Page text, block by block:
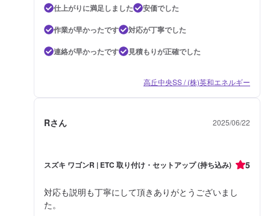
仕上がりに満足しました
安価でした
作業が早かったです
対応が丁寧でした
連絡が早かったです
見積もりが正確でした
高丘中央SS / (株)英和エネルギー
Rさん 2025/06/22
スズキ ワゴンR | ETC 取り付け・セットアップ (持ち込み) 5
対応も説明も丁寧にして頂きありがとうございまし
た。